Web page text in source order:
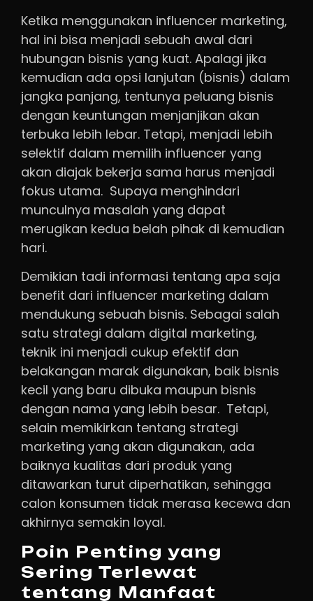
Ketika menggunakan influencer marketing,
hal ini bisa menjadi sebuah awal dari
hubungan bisnis yang kuat. Apalagi jika
kemudian ada opsi lanjutan (bisnis) dalam
jangka panjang, tentunya peluang bisnis
dengan keuntungan menjanjikan akan
terbuka lebih lebar. Tetapi, menjadi lebih
selektif dalam memilih influencer yang
akan diajak bekerja sama harus menjadi
fokus utama. Supaya menghindari
munculnya masalah yang dapat
merugikan kedua belah pihak di kemudian
hari.
Demikian tadi informasi tentang apa saja
benefit dari influencer marketing dalam
mendukung sebuah bisnis. Sebagai salah
satu strategi dalam digital marketing,
teknik ini menjadi cukup efektif dan
belakangan marak digunakan, baik bisnis
kecil yang baru dibuka maupun bisnis
dengan nama yang lebih besar. Tetapi,
selain memikirkan tentang strategi
marketing yang akan digunakan, ada
baiknya kualitas dari produk yang
ditawarkan turut diperhatikan, sehingga
calon konsumen tidak merasa kecewa dan
akhirnya semakin loyal.
Poin Penting yang
Sering Terlewat
tentang Manfaat